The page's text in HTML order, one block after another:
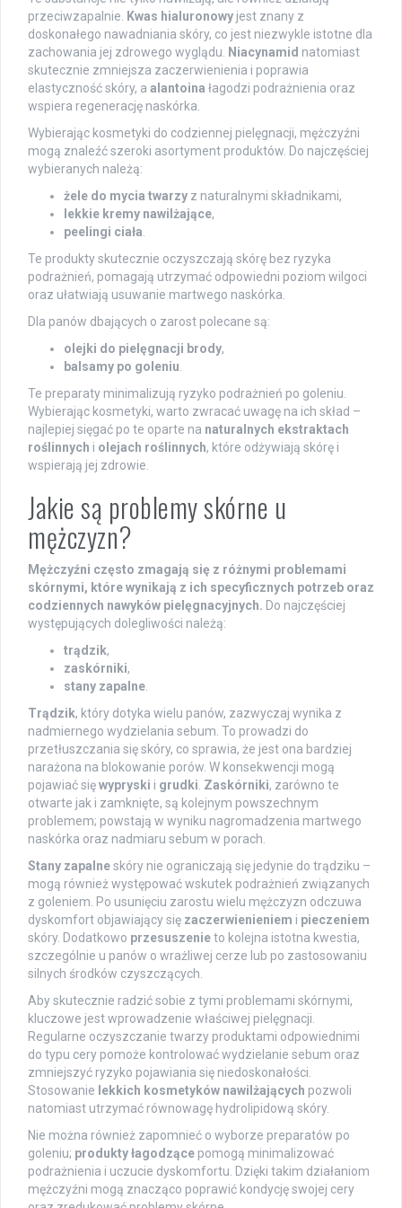
przeciwzapalnie. Kwas hialuronowy jest znany z
doskonałego nawadniania skóry, co jest niezwykle istotne dla
zachowania jej zdrowego wyglądu. Niacynamid natomiast
skutecznie zmniejsza zaczerwienienia i poprawia
elastyczność skóry, a alantoina łagodzi podrażnienia oraz
wspiera regenerację naskórka.
Wybierając kosmetyki do codziennej pielęgnacji, mężczyźni
mogą znaleźć szeroki asortyment produktów. Do najczęściej
wybieranych należą:
żele do mycia twarzy z naturalnymi składnikami,
lekkie kremy nawilżające,
peelingi ciała
Te produkty skutecznie oczyszczają skórę bez ryzyka
podrażnień, pomagają utrzymać odpowiedni poziom wilgoci
oraz ułatwiają usuwanie martwego naskórka.
Dla panów dbających o zarost polecane są:
olejki do pielęgnacji brody,
balsamy po goleniu
Te preparaty minimalizują ryzyko podrażnień po goleniu.
Wybierając kosmetyki, warto zwracać uwagę na ich skład –
najlepiej sięgać po te oparte na naturalnych ekstraktach
roślinnych i olejach roślinnych, które odżywiają skórę i
wspierają jej zdrowie.
Jakie są problemy skórne u
mężczyzn?
Mężczyźni często zmagają się z różnymi problemami
skórnymi, które wynikają z ich specyficznych potrzeb oraz
codziennych nawyków pielęgnacyjnych. Do najczęściej
występujących dolegliwości należą:
trądzik,
zaskórniki,
stany zapalne
Trądzik, który dotyka wielu panów, zazwyczaj wynika z
nadmiernego wydzielania sebum. To prowadzi do
przetłuszczania się skóry, co sprawia, że jest ona bardziej
narażona na blokowanie porów. W konsekwencji mogą
pojawiać sięwypryski i grudki Zaskórniki, zarówno te
otwarte jak i zamknięte, są kolejnym powszechnym
problemem; powstają w wyniku nagromadzenia martwego
naskórka oraz nadmiaru sebum w porach.
Stany zapalneskóry nie ograniczają się jedynie do trądziku –
mogą również występować wskutek podrażnień związanych
z goleniem. Po usunięciu zarostu wielu mężczyzn odczuwa
dyskomfort objawiający się zaczerwienieniem i pieczeniem
skóry. Dodatkowo przesuszenieto kolejna istotna kwestia,
szczególnie u panów o wrażliwej cerze lub po zastosowaniu
silnych środków czyszczących.
Aby skutecznie radzić sobie z tymi problemami skórnymi,
kluczowe jest wprowadzenie właściwej pielęgnacji.
Regularne oczyszczanie twarzy produktami odpowiednimi
do typu cery pomoże kontrolować wydzielanie sebum oraz
zmniejszyć ryzyko pojawiania się niedoskonałości.
Stosowanie lekkich kosmetyków nawilżających pozwoli
natomiast utrzymać równowagę hydrolipidową skóry.
Nie można również zapomnieć o wyborze preparatów po
goleniu; produkty łagodzące pomogą minimalizować
podrażnienia i uczucie dyskomfortu. Dzięki takim działaniom
mężczyźni mogą znacząco poprawić kondycję swojej cery